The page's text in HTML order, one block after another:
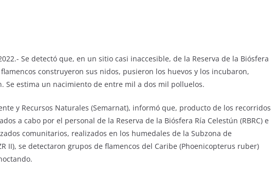
Se detectó que, en un sitio casi inaccesible, de la Reserva de la Biósfera
construyeron sus nidos, pusieron los huevos y los incubaron,
Se estima un nacimiento de entre mil a dos mil polluelos.
y Recursos Naturales (Semarnat), informó que, producto de los recorridos
a cabo por el personal de la Reserva de la Biósfera Ría Celestún (RBRC) e
comunitarios, realizados en los humedales de la Subzona de
II), se detectaron grupos de flamencos del Caribe (Phoenicopterus ruber)